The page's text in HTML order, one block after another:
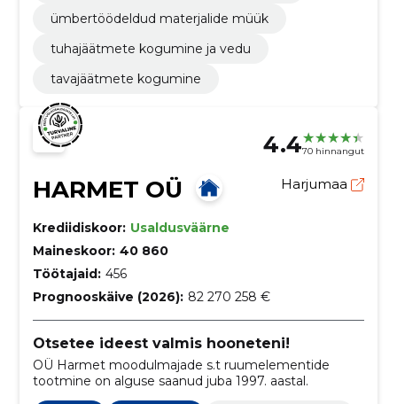
ümbertöödeldud materjalide müük
tuhajäätmete kogumine ja vedu
tavajäätmete kogumine
4.470 hinnangut
HARMET OÜ Harjumaa
Krediidiskoor: Usaldusväärne
Maineskoor: 40 860
Töötajaid: 456
Prognooskäive (2026): 82 270 258 €
Otsetee ideest valmis hooneteni!
OÜ Harmet moodulmajade s.t ruumelementide
tootmine on alguse saanud juba 1997. aastal.